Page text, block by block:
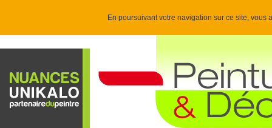
En poursuivant votre navigation sur ce site,